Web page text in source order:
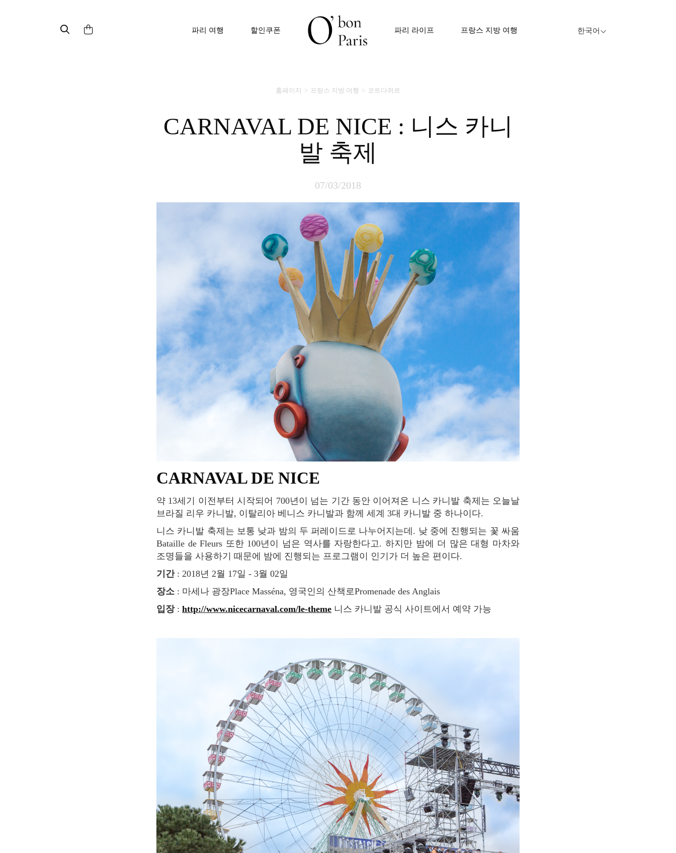
파리 여행 할인쿠폰 파리 라이프 프랑스 지방 여행 한국어
홈페이지 프랑스 지방 여행 코트다쥐르
CARNAVAL DE NICE : 니스 카니
발 축제
07/03/2018
CARNAVAL DE NICE
약 13세기 이전부터 시작되어 700년이 넘는 기간 동안 이어져온 니스 카니발 축제는 오늘날
브라질 리우 카니발, 이탈리아 베니스 카니발과 함께 세계 3대 카니발 중 하나이다.
니스 카니발 축제는 보통 낮과 밤의 두 퍼레이드로 나누어지는데. 낮 중에 진행되는 꽃 싸움
Bataille de Fleurs 또한 100년이 넘은 역사를 자랑한다고. 하지만 밤에 더 많은 대형 마차와
조명들을 사용하기 때문에 밤에 진행되는 프로그램이 인기가 더 높은 편이다.
기간: 2018년 2월 17일 - 3월 02일
장소 : 마세나 광장Place Masséna, 영국인의 산책로Promenade des Anglais
입장: http://www.nicecarnaval.com/le-theme 니스 카니발 공식 사이트에서 예약 가능